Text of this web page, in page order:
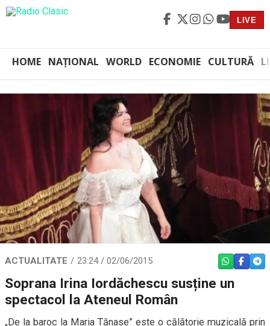
LIVE
HOME NAȚIONAL WORLD ECONOMIE CULTURĂ
ACTUALITATE 23:24 / 02/06/2015 WHATSAPP
Soprana Irina Iordăchescu susține un
spectacol la Ateneul Român
„De la baroc la Maria Tănase” este o călătorie muzicală prin